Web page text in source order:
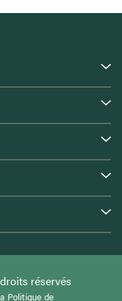
réservés
Politique de